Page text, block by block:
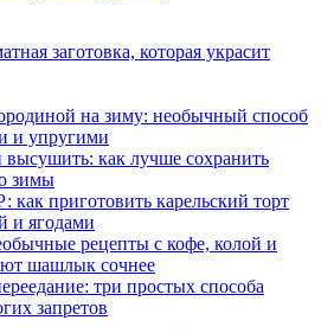
заготовка, которая украсит
на зиму: необычный способ
и упругими
высушить: как лучше сохранить
зимы
приготовить карельский торт
и ягодами
рецепты с кофе, колой и
шашлык сочнее
три простых способа
запретов